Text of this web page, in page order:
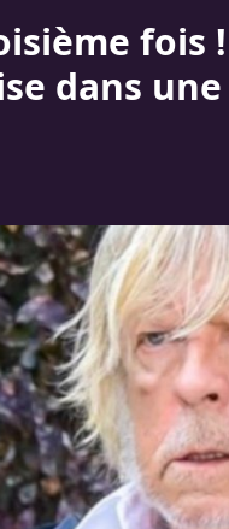
fois
dans une